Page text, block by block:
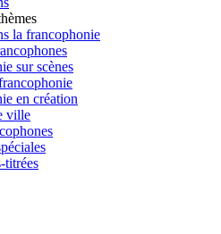
la francophonie
sur scènes
en création
ville
titrées